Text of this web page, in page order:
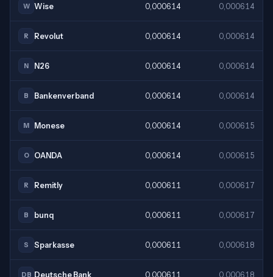
W Wise 0,000614 0,000614
R Revolut 0,000614 0,000614
N N26 0,000614 0,000614
B Bankenverband 0,000614 0,000614
M Monese 0,000614 0,000615
O OANDA 0,000614 0,000615
R Remitly 0,000611 0,000617
B bunq 0,000611 0,000617
S Sparkasse 0,000611 0,000618
DB Deutsche Bank 0,000611 0,000618